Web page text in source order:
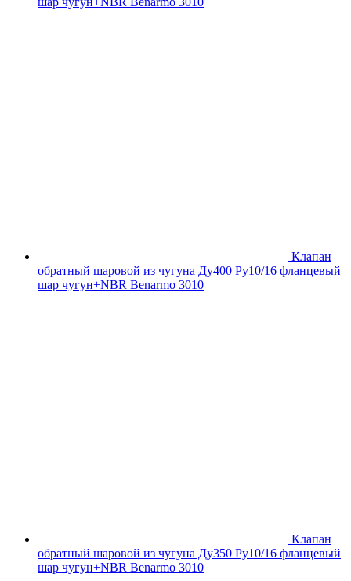
Клапан
обратный шаровой из чугуна Ду400 Ру10/16 фланцевый
шар чугун+NBR Benarmo 3010
Клапан
обратный шаровой из чугуна Ду350 Ру10/16 фланцевый
шар чугун+NBR Benarmo 3010